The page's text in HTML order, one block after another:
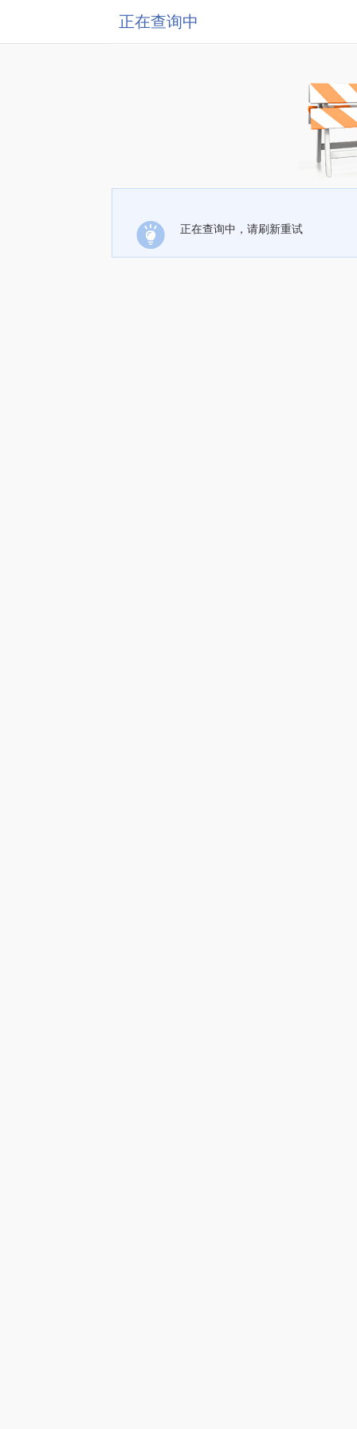
正在查询中
正在查询中，请刷新重试